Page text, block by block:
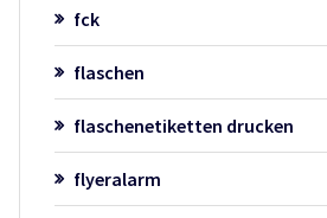
fck
flaschen
flaschenetiketten drucken
flyeralarm